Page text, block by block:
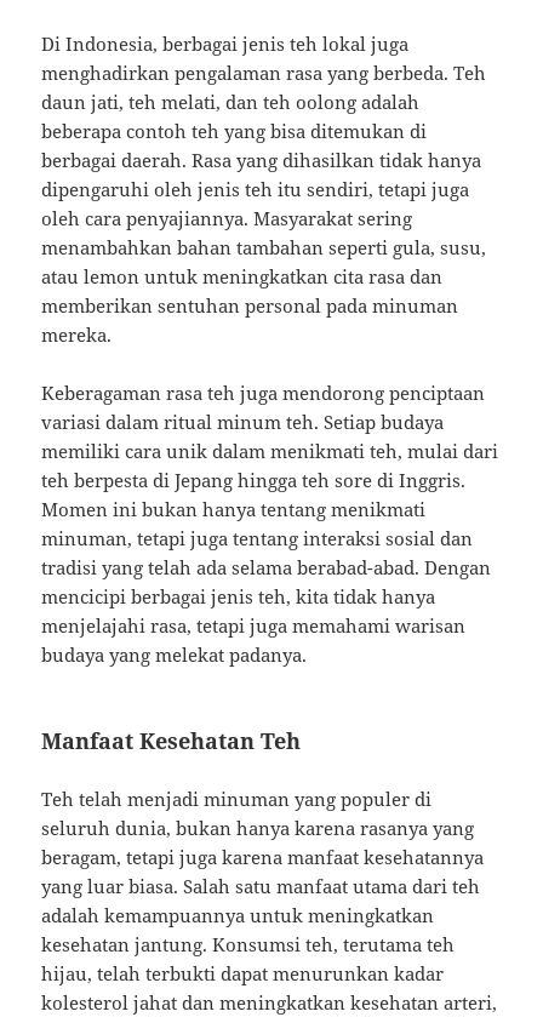
Di Indonesia, berbagai jenis teh lokal juga
menghadirkan pengalaman rasa yang berbeda. Teh
daun jati, teh melati, dan teh oolong adalah
beberapa contoh teh yang bisa ditemukan di
berbagai daerah. Rasa yang dihasilkan tidak hanya
dipengaruhi oleh jenis teh itu sendiri, tetapi juga
oleh cara penyajiannya. Masyarakat sering
menambahkan bahan tambahan seperti gula, susu,
atau lemon untuk meningkatkan cita rasa dan
memberikan sentuhan personal pada minuman
mereka.
Keberagaman rasa teh juga mendorong penciptaan
variasi dalam ritual minum teh. Setiap budaya
memiliki cara unik dalam menikmati teh, mulai dari
teh berpesta di Jepang hingga teh sore di Inggris.
Momen ini bukan hanya tentang menikmati
minuman, tetapi juga tentang interaksi sosial dan
tradisi yang telah ada selama berabad-abad. Dengan
mencicipi berbagai jenis teh, kita tidak hanya
menjelajahi rasa, tetapi juga memahami warisan
budaya yang melekat padanya.
Manfaat Kesehatan Teh
Teh telah menjadi minuman yang populer di
seluruh dunia, bukan hanya karena rasanya yang
beragam, tetapi juga karena manfaat kesehatannya
yang luar biasa. Salah satu manfaat utama dari teh
adalah kemampuannya untuk meningkatkan
kesehatan jantung. Konsumsi teh, terutama teh
hijau, telah terbukti dapat menurunkan kadar
kolesterol jahat dan meningkatkan kesehatan arteri,